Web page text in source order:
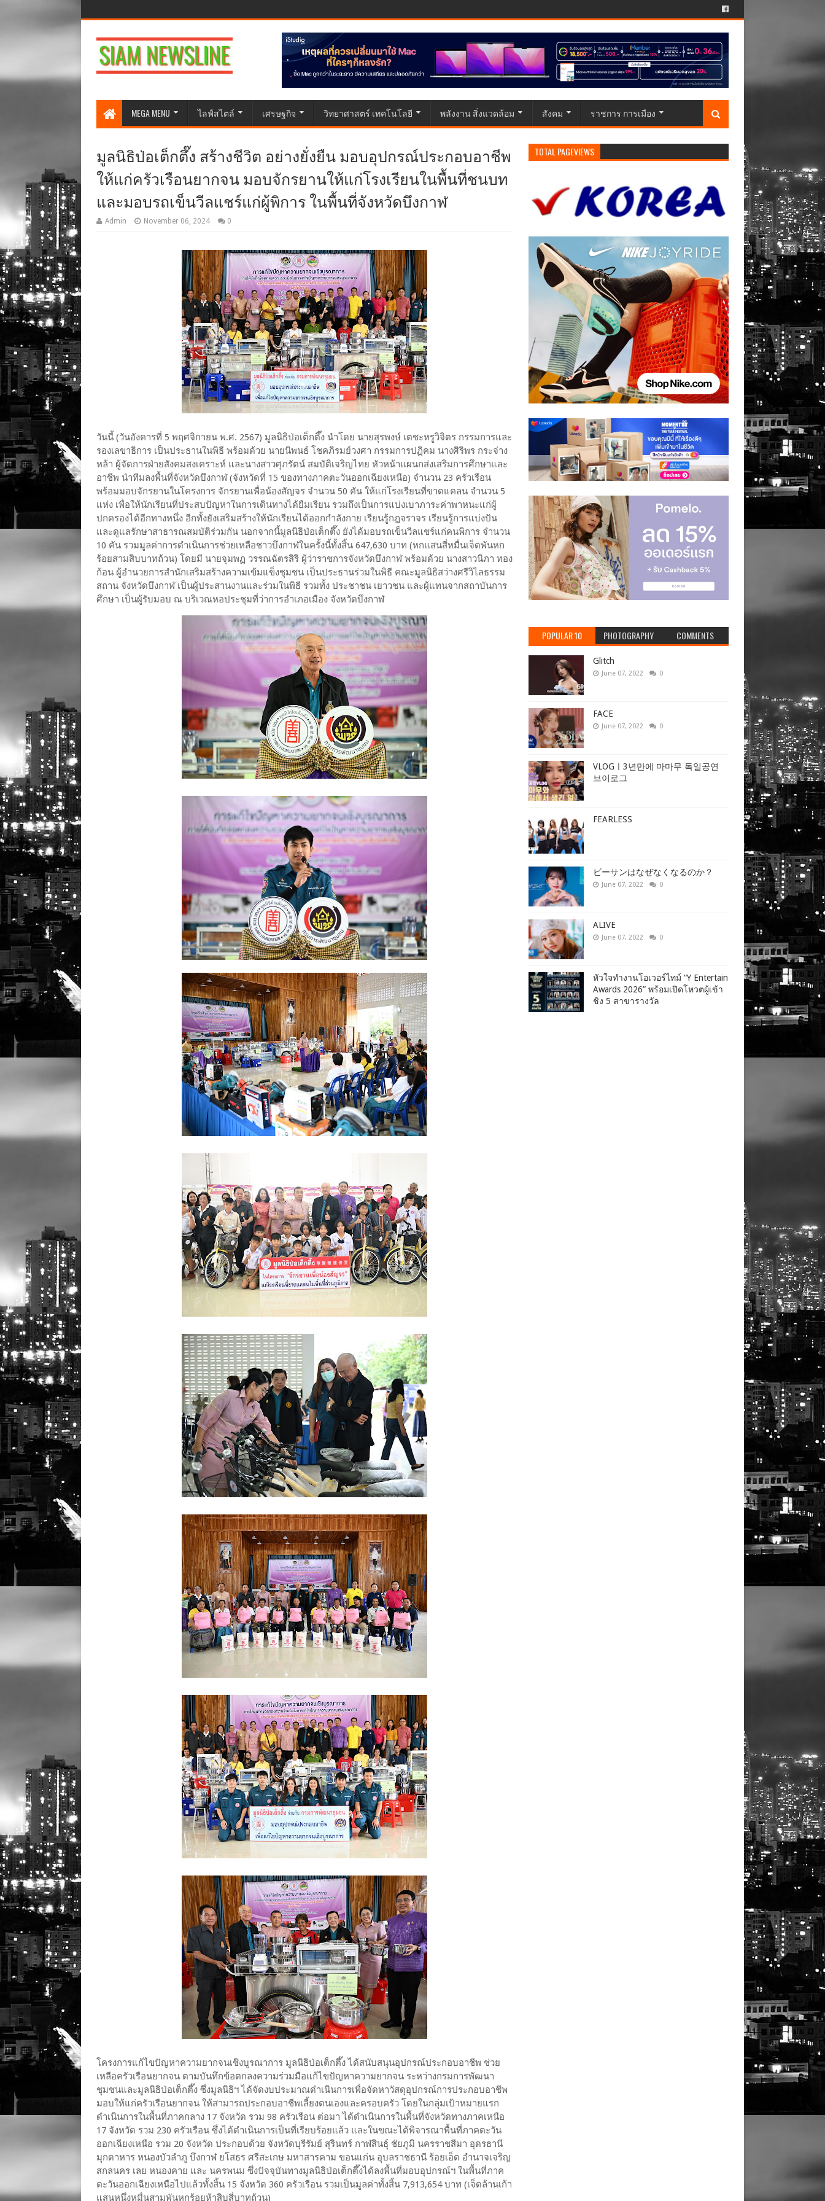
MEGA MENU ไลฟ์สไตล์ เศรษฐกิจ วิทยาศาสตร์ เทคโนโลยี พลังงาน สิ่งแวดล้อม สังคม ราชการ การเมือง
มูลนิธิป่อเต็กตึ๊ง สร้างชีวิต อย่างยั่งยืน มอบอุปกรณ์ประกอบอาชีพ
ให้แก่ครัวเรือนยากจน มอบจักรยานให้แก่โรงเรียนในพื้นที่ชนบท
และมอบรถเข็นวีลแชร์แก่ผู้พิการ ในพื้นที่จังหวัดบึงกาฬ
Admin November 06, 2024 0
วันนี้ (วันอังคารที่ 5 พฤศจิกายน พ.ศ. 2567) มูลนิธิป่อเต็กตึ๊ง นำโดย นายสุรพงษ์ เตชะหรูวิจิตร กรรมการและ
รองเลขาธิการ เป็นประธานในพิธี พร้อมด้วย นายนิพนธ์ โชคภิรมย์วงศา กรรมการปฏิคม นางศิริพร กระจ่าง
หล้า ผู้จัดการฝ่ายสังคมสงเคราะห์ และนางสาวศุภรัตน์ สมบัติเจริญไทย หัวหน้าแผนกส่งเสริมการศึกษาและ
อาชีพ นำทีมลงพื้นที่จังหวัดบึงกาฬ (จังหวัดที่ 15 ของทางภาคตะวันออกเฉียงเหนือ) จำนวน 23 ครัวเรือน
พร้อมมอบจักรยานในโครงการ จักรยานเพื่อน้องสัญจร จำนวน 50 คัน ให้แก่โรงเรียนที่ขาดแคลน จำนวน 5
แห่ง เพื่อให้นักเรียนที่ประสบปัญหาในการเดินทางได้ยืมเรียน รวมถึงเป็นการแบ่งเบาภาระค่าพาหนะแก่ผู้
ปกครองได้อีกทางหนึ่ง อีกทั้งยังเสริมสร้างให้นักเรียนได้ออกกำลังกาย เรียนรู้กฎจราจร เรียนรู้การแบ่งปัน
และดูแลรักษาสาธารณสมบัติร่วมกัน นอกจากนี้มูลนิธิป่อเต็กตึ๊ง ยังได้มอบรถเข็นวีลแชร์แก่คนพิการ จำนวน
10 คัน รวมมูลค่าการดำเนินการช่วยเหลือชาวบึงกาฬในครั้งนี้ทั้งสิ้น 647,630 บาท (หกแสนสี่หมื่นเจ็ดพันหก
ร้อยสามสิบบาทถ้วน) โดยมี นายจุมพฏ วรรณฉัตรสิริ ผู้ว่าราชการจังหวัดบึงกาฬ พร้อมด้วย นางสาวนิภา ทอง
ก้อน ผู้อำนวยการสำนักเสริมสร้างความเข้มแข็งชุมชน เป็นประธานร่วมในพิธี คณะมูลนิธิสว่างศรีวิไลธรรม
สถาน จังหวัดบึงกาฬ เป็นผู้ประสานงานและร่วมในพิธี รวมทั้ง ประชาชน เยาวชน และผู้แทนจากสถาบันการ
ศึกษา เป็นผู้รับมอบ ณ บริเวณหอประชุมที่ว่าการอำเภอเมือง จังหวัดบึงกาฬ
โครงการแก้ไขปัญหาความยากจนเชิงบูรณาการ มูลนิธิป่อเต็กตึ๊ง ได้สนับสนุนอุปกรณ์ประกอบอาชีพ ช่วย
เหลือครัวเรือนยากจน ตามบันทึกข้อตกลงความร่วมมือแก้ไขปัญหาความยากจน ระหว่างกรมการพัฒนา
ชุมชนและมูลนิธิป่อเต็กตึ๊ง ซึ่งมูลนิธิฯ ได้จัดงบประมาณดำเนินการเพื่อจัดหาวัสดุอุปกรณ์การประกอบอาชีพ
มอบให้แก่ครัวเรือนยากจน ให้สามารถประกอบอาชีพเลี้ยงตนเองและครอบครัว โดยในกลุ่มเป้าหมายแรก
ดำเนินการในพื้นที่ภาคกลาง 17 จังหวัด รวม 98 ครัวเรือน ต่อมา ได้ดำเนินการในพื้นที่จังหวัดทางภาคเหนือ
17 จังหวัด รวม 230 ครัวเรือน ซึ่งได้ดำเนินการเป็นที่เรียบร้อยแล้ว และในขณะได้พิจารณาพื้นที่ภาคตะวัน
ออกเฉียงเหนือ รวม 20 จังหวัด ประกอบด้วย จังหวัดบุรีรัมย์ สุรินทร์ กาฬสินธุ์ ชัยภูมิ นครราชสีมา อุดรธานี
มุกดาหาร หนองบัวลำภู บึงกาฬ ยโสธร ศรีสะเกษ มหาสารคาม ขอนแก่น อุบลราชธานี ร้อยเอ็ด อำนาจเจริญ
สกลนคร เลย หนองคาย และ นครพนม ซึ่งปัจจุบันทางมูลนิธิป่อเต็กตึ๊งได้ลงพื้นที่มอบอุปกรณ์ฯ ในพื้นที่ภาค
ตะวันออกเฉียงเหนือไปแล้วทั้งสิ้น 15 จังหวัด 360 ครัวเรือน รวมเป็นมูลค่าทั้งสิ้น 7,913,654 บาท (เจ็ดล้านเก้า
แสนหนึ่งหมื่นสามพันหกร้อยห้าสิบสี่บาทถ้วน)
TOTAL PAGEVIEWS
POPULAR 10 PHOTOGRAPHY COMMENTS
Glitch
June 07, 2022 0
FACE
June 07, 2022 0
VLOGㅣ3년만에 마마무 독일공연
브이로그
FEARLESS
ビーサンはなぜなくなるのか？
June 07, 2022 0
ALIVE
June 07, 2022 0
หัวใจทำงานโอเวอร์ไทม์ “Y Entertain
Awards 2026” พร้อมเปิดโหวตผู้เข้า
ชิง 5 สาขารางวัล